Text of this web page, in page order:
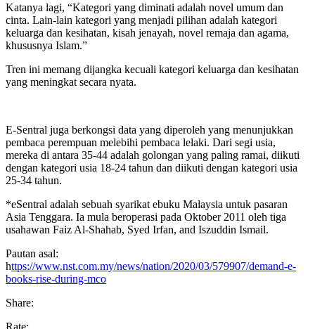
Katanya lagi, “Kategori yang diminati adalah novel umum dan
cinta. Lain-lain kategori yang menjadi pilihan adalah kategori
keluarga dan kesihatan, kisah jenayah, novel remaja dan agama,
khususnya Islam.”
Tren ini memang dijangka kecuali kategori keluarga dan kesihatan
yang meningkat secara nyata.
E-Sentral juga berkongsi data yang diperoleh yang menunjukkan
pembaca perempuan melebihi pembaca lelaki. Dari segi usia,
mereka di antara 35-44 adalah golongan yang paling ramai, diikuti
dengan kategori usia 18-24 tahun dan diikuti dengan kategori usia
25-34 tahun.
*eSentral adalah sebuah syarikat ebuku Malaysia untuk pasaran
Asia Tenggara. Ia mula beroperasi pada Oktober 2011 oleh tiga
usahawan Faiz Al-Shahab, Syed Irfan, and Iszuddin Ismail.
Pautan asal:
https://www.nst.com.my/news/nation/2020/03/579907/demand-e-
books-rise-during-mco
Share:
Rate: